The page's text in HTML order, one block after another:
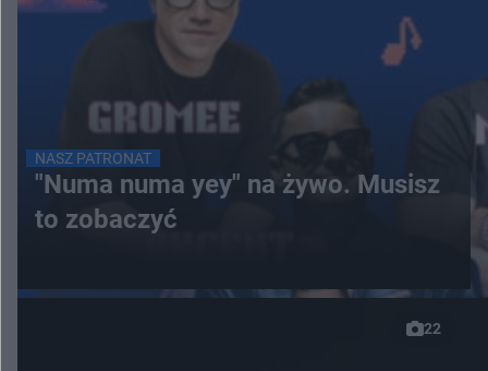
NASZ PATRONAT
"Numa numa yey" na żywo. Musisz
to zobaczyć
22